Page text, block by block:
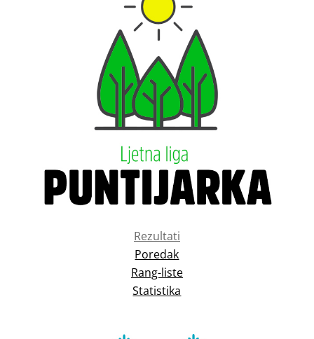
Rezultati
Poredak
Rang-liste
Statistika